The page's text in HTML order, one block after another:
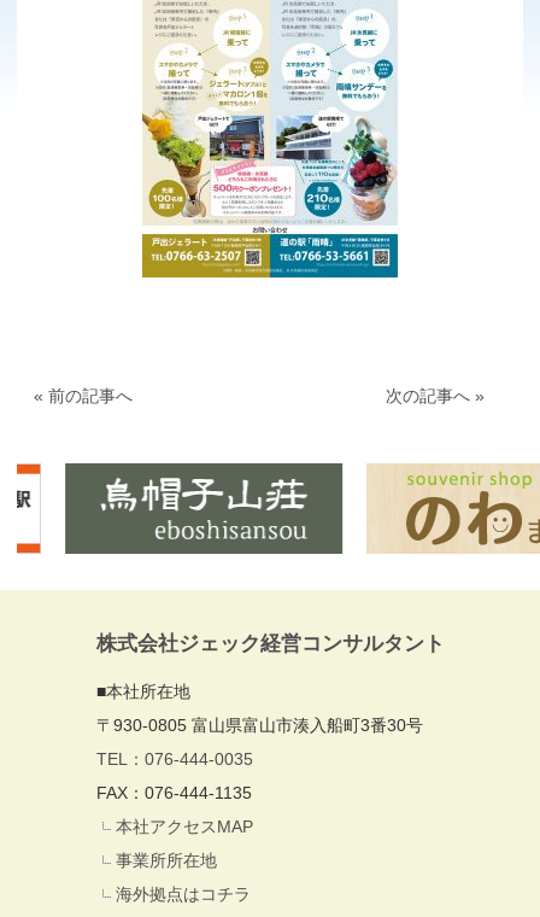
« 前の記事へ 次の記事へ »
株式会社ジェック経営コンサルタント
■本社所在地
〒930-0805 富山県富山市湊入船町3番30号
TEL：076-444-0035
FAX：076-444-1135
本社アクセスMAP
事業所所在地
海外拠点はコチラ